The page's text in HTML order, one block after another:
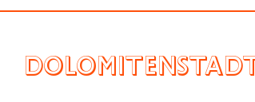
DOLOMITENSTADT